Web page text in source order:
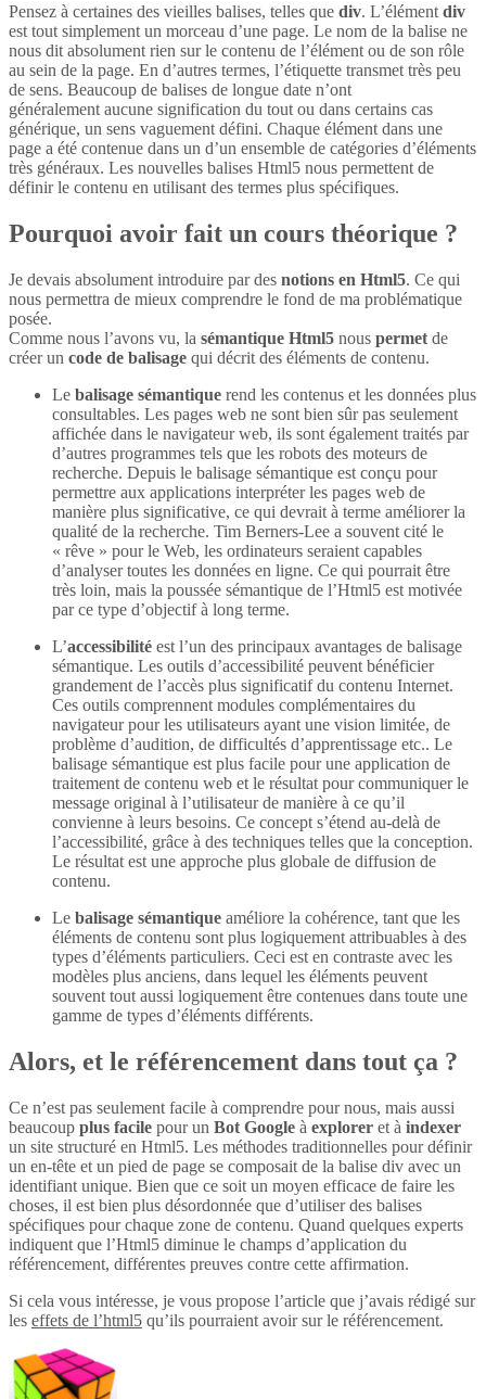
Pensez à certaines des vieilles balises, telles que div. L’élément div
est tout simplement un morceau d’une page. Le nom de la balise ne
nous dit absolument rien sur le contenu de l’élément ou de son rôle
au sein de la page. En d’autres termes, l’étiquette transmet très peu
de sens. Beaucoup de balises de longue date n’ont
généralement aucune signification du tout ou dans certains cas
générique, un sens vaguement défini. Chaque élément dans une
page a été contenue dans un d’un ensemble de catégories d’éléments
très généraux. Les nouvelles balises Html5 nous permettent de
définir le contenu en utilisant des termes plus spécifiques.
Pourquoi avoir fait un cours théorique ?
Je devais absolument introduire par des notions en Html5. Ce qui
nous permettra de mieux comprendre le fond de ma problématique
posée.
Comme nous l’avons vu, la sémantique Html5 nous permet de
créer un code de balisage qui décrit des éléments de contenu.
Le balisage sémantique rend les contenus et les données plus
consultables. Les pages web ne sont bien sûr pas seulement
affichée dans le navigateur web, ils sont également traités par
d’autres programmes tels que les robots des moteurs de
recherche. Depuis le balisage sémantique est conçu pour
permettre aux applications interpréter les pages web de
manière plus significative, ce qui devrait à terme améliorer la
qualité de la recherche. Tim Berners-Lee a souvent cité le
« rêve » pour le Web, les ordinateurs seraient capables
d’analyser toutes les données en ligne. Ce qui pourrait être
très loin, mais la poussée sémantique de l’Html5 est motivée
par ce type d’objectif à long terme.
L’accessibilité est l’un des principaux avantages de balisage
sémantique. Les outils d’accessibilité peuvent bénéficier
grandement de l’accès plus significatif du contenu Internet.
Ces outils comprennent modules complémentaires du
navigateur pour les utilisateurs ayant une vision limitée, de
problème d’audition, de difficultés d’apprentissage etc.. Le
balisage sémantique est plus facile pour une application de
traitement de contenu web et le résultat pour communiquer le
message original à l’utilisateur de manière à ce qu’il
convienne à leurs besoins. Ce concept s’étend au-delà de
l’accessibilité, grâce à des techniques telles que la conception.
Le résultat est une approche plus globale de diffusion de
contenu.
Le balisage sémantique améliore la cohérence, tant que les
éléments de contenu sont plus logiquement attribuables à des
types d’éléments particuliers. Ceci est en contraste avec les
modèles plus anciens, dans lequel les éléments peuvent
souvent tout aussi logiquement être contenues dans toute une
gamme de types d’éléments différents.
Alors, et le référencement dans tout ça ?
Ce n’est pas seulement facile à comprendre pour nous, mais aussi
beaucoup plus facile pour un Bot Google à explorer et à indexer
un site structuré en Html5. Les méthodes traditionnelles pour définir
un en-tête et un pied de page se composait de la balise div avec un
identifiant unique. Bien que ce soit un moyen efficace de faire les
choses, il est bien plus désordonnée que d’utiliser des balises
spécifiques pour chaque zone de contenu. Quand quelques experts
indiquent que l’Html5 diminue le champs d’application du
référencement, différentes preuves contre cette affirmation.
Si cela vous intéresse, je vous propose l’article que j’avais rédigé sur
les effets de l’html5 qu’ils pourraient avoir sur le référencement.